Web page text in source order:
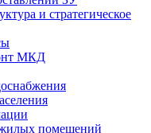
и стратегическое
МКД
помещений